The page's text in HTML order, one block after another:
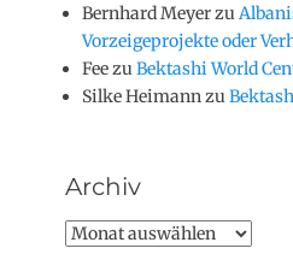
Bernhard Meyerzu
Vorzeigeprojekte oder
FeezuBektashi World
Silke Heimannzu
Archiv
Archiv